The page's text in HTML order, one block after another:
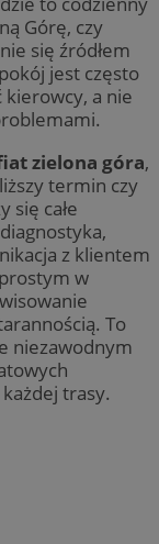
Górę, czy
się źródłem
jest często
kierowcy, a nie
zielona góra,
termin czy
się całe
z klientem
w
To
niezawodnym
trasy.